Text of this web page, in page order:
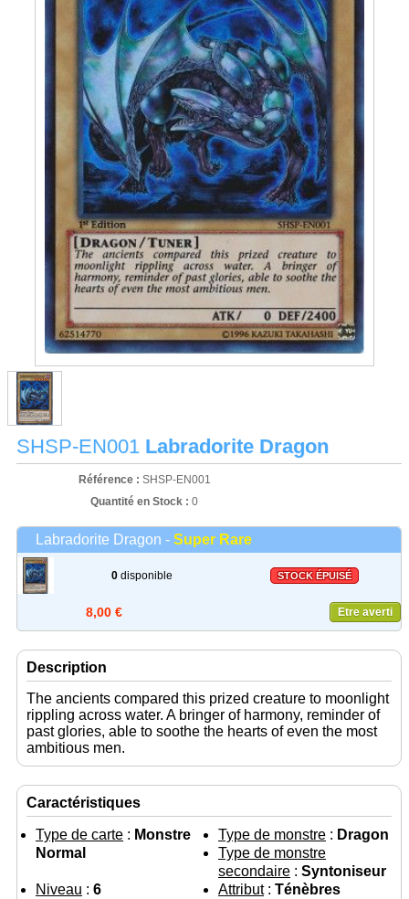
SHSP-EN001 Labradorite Dragon
Référence : SHSP-EN001
Quantité en Stock : 0
Labradorite Dragon - Super Rare
0 disponible STOCK ÉPUISÉ
8,00 € Etre averti
Description
The ancients compared this prized creature to moonlight
rippling across water. A bringer of harmony, reminder of
past glories, able to soothe the hearts of even the most
ambitious men.
Caractéristiques
Type de carte : Monstre
Normal
Type de monstre : Dragon
Type de monstre
secondaire : Syntoniseur
Niveau : 6 Attribut: Ténèbres